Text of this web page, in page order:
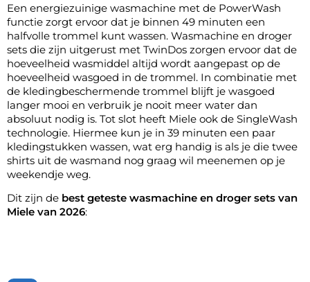
Een energiezuinige wasmachine met de PowerWash
functie zorgt ervoor dat je binnen 49 minuten een
halfvolle trommel kunt wassen. Wasmachine en droger
sets die zijn uitgerust met TwinDos zorgen ervoor dat de
hoeveelheid wasmiddel altijd wordt aangepast op de
hoeveelheid wasgoed in de trommel. In combinatie met
de kledingbeschermende trommel blijft je wasgoed
langer mooi en verbruik je nooit meer water dan
absoluut nodig is. Tot slot heeft Miele ook de SingleWash
technologie. Hiermee kun je in 39 minuten een paar
kledingstukken wassen, wat erg handig is als je die twee
shirts uit de wasmand nog graag wil meenemen op je
weekendje weg.
Dit zijn de best geteste wasmachine en droger sets van
Miele van 2026: